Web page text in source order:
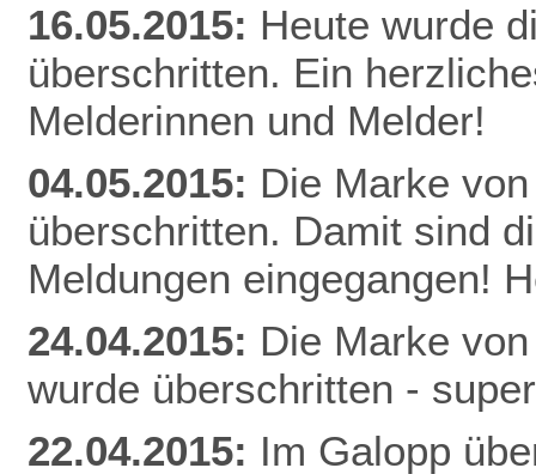
16.05.2015: Heute wurde
überschritten. Ein
Melderinnen und Melder!
04.05.2015: Die Marke
überschritten. Damit sind
Meldungen eingegangen!
24.04.2015: Die Marke
wurde überschritten -
22.04.2015: Im Galopp